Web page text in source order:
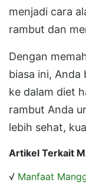
menjadi cara
rambut dan
Dengan
biasa ini, Anda
ke dalam diet
rambut Anda
lebih sehat,
Artikel Terkait
√ Manfaat